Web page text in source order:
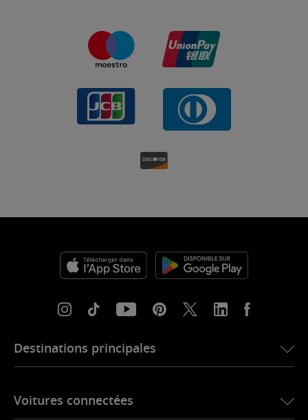
Destinations principales
eSIM pour l’Europe
Voitures connectées